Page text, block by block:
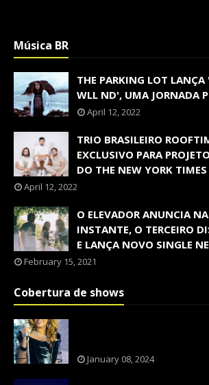
Música BR
THE PARKING LOT
WLL ND', UMA JORNADA
April 12, 2022
TRIO BRASILEIRO
EXCLUSIVO PARA
DO THE NEW YORK TIMES
April 12, 2022
O ELEVADOR ANUNCIA
INSTANTE, O TERCEIRO
E LANÇA NOVO SINGLE
February 15, 2021
Cobertura de shows
January 08, 2024